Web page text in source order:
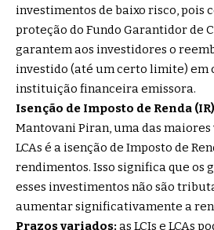
investimentos de baixo risco, pois
proteção do Fundo Garantidor de
garantem aos investidores o
investido (até um certo limite) em
instituição financeira emissora.
Isenção de Imposto de Renda
Mantovani Piran, uma das maiores
LCAs é a isenção de Imposto de
rendimentos. Isso significa que os
esses investimentos não são
aumentar significativamente a
Prazos variados: as LCIs e LCAs